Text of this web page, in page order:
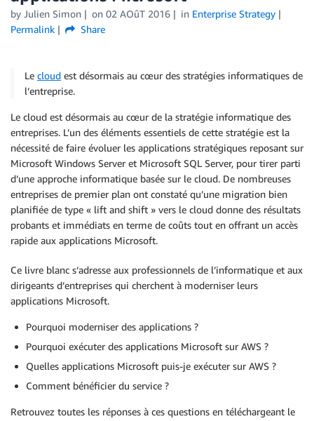
by Julien Simon on 02 AOûT 2016 in Enterprise Strategy
Permalink
Share
Le cloud est désormais au cœur des stratégies informatiques de
l’entreprise.
Le cloud est désormais au cœur de la stratégie informatique des
entreprises. L’un des éléments essentiels de cette stratégie est la
nécessité de faire évoluer les applications stratégiques reposant sur
Microsoft Windows Server et Microsoft SQL Server, pour tirer parti
d’une approche informatique basée sur le cloud. De nombreuses
entreprises de premier plan ont constaté qu’une migration bien
planifiée de type « lift and shift » vers le cloud donne des résultats
probants et immédiats en terme de coûts tout en offrant un accès
rapide aux applications Microsoft.
Ce livre blanc s’adresse aux professionnels de l’informatique et aux
dirigeants d’entreprises qui cherchent à moderniser leurs
applications Microsoft.
Pourquoi moderniser des applications ?
Pourquoi exécuter des applications Microsoft sur AWS ?
Quelles applications Microsoft puis-je exécuter sur AWS ?
Comment bénéficier du service ?
Retrouvez toutes les réponses à ces questions en téléchargeant le